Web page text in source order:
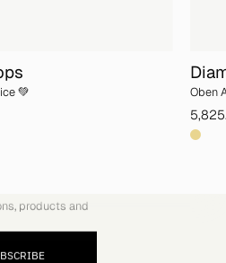
💚 Oben
products and